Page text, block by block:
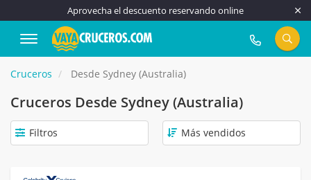
Aprovecha el descuento reservando online
917 815 555
Cruceros Desde Sydney (Australia)
Cruceros Desde Sydney (Australia)
Filtros